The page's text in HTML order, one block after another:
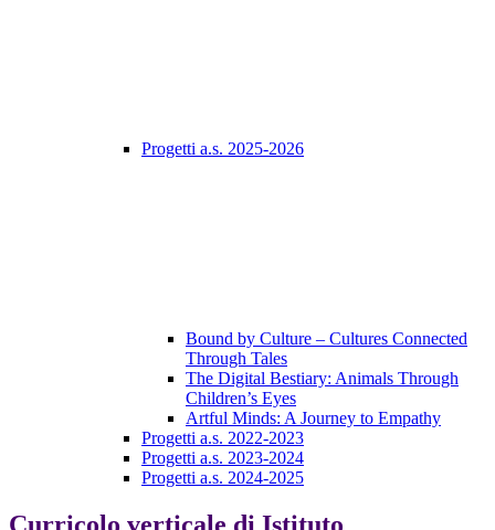
Progetti a.s. 2025-2026
Bound by Culture – Cultures Connected
Through Tales
The Digital Bestiary: Animals Through
Children’s Eyes
Artful Minds: A Journey to Empathy
Progetti a.s. 2022-2023
Progetti a.s. 2023-2024
Progetti a.s. 2024-2025